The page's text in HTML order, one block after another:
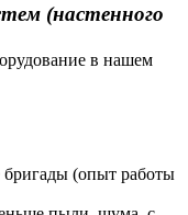
(настенного
в нашем
(опыт работы